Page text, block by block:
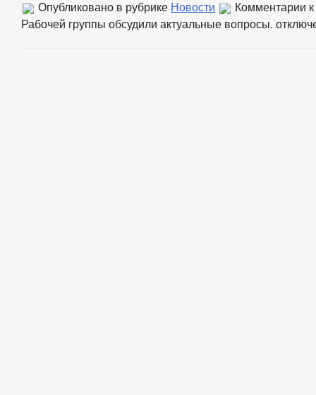
Опубликовано в рубрике Новости Комментарии
Рабочей группы обсудили актуальные вопросы.